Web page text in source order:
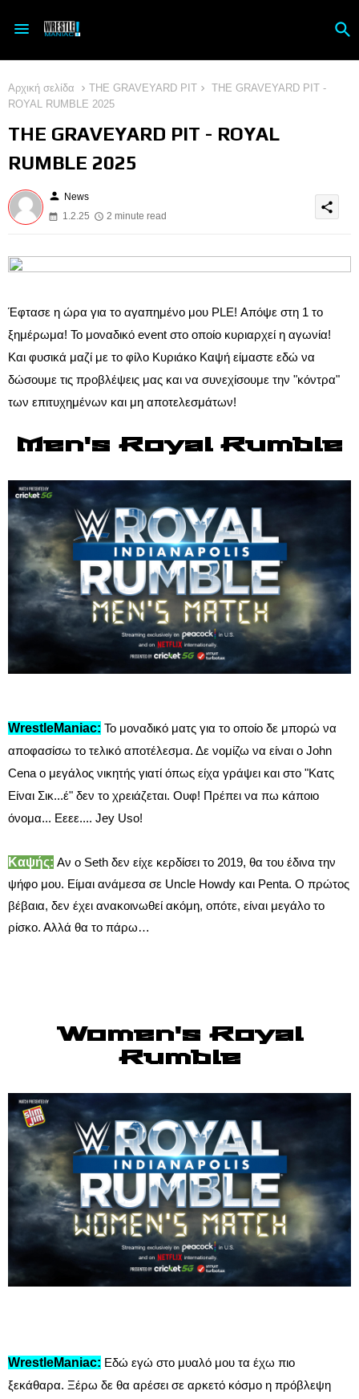
Αρχική σελίδα THE GRAVEYARD PIT
THE GRAVEYARD PIT -
ROYAL RUMBLE 2025
THE GRAVEYARD PIT - ROYAL
RUMBLE 2025
person News
1.2.25
2 minute read
share
Έφτασε η ώρα για το αγαπημένο μου PLE! Απόψε στη 1 το
ξημέρωμα! Το μοναδικό event στο οποίο κυριαρχεί η αγωνία!
Και φυσικά μαζί με το φίλο Κυριάκο Καψή είμαστε εδώ να
δώσουμε τις προβλέψεις μας και να συνεχίσουμε την "κόντρα"
των επιτυχημένων και μη αποτελεσμάτων!
Men's Royal Rumble
WrestleManiac: Το μοναδικό ματς για το οποίο δε μπορώ να
αποφασίσω το τελικό αποτέλεσμα. Δε νομίζω να είναι ο John
Cena ο μεγάλος νικητής γιατί όπως είχα γράψει και στο "Κατς
Είναι Σικ...έ" δεν το χρειάζεται. Ουφ! Πρέπει να πω κάποιο
όνομα... Εεεε.... Jey Uso!
Καψής: Αν ο Seth δεν είχε κερδίσει το 2019, θα του έδινα την
ψήφο μου. Είμαι ανάμεσα σε Uncle Howdy και Penta. Ο πρώτος
βέβαια, δεν έχει ανακοινωθεί ακόμη, οπότε, είναι μεγάλο το
ρίσκο. Αλλά θα το πάρω…
Women's Royal
Rumble
WrestleManiac: Εδώ εγώ στο μυαλό μου τα έχω πιο
ξεκάθαρα. Ξέρω δε θα αρέσει σε αρκετό κόσμο η πρόβλεψη